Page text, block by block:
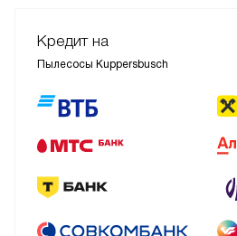
Кредит на
Пылесосы Kuppersbusch